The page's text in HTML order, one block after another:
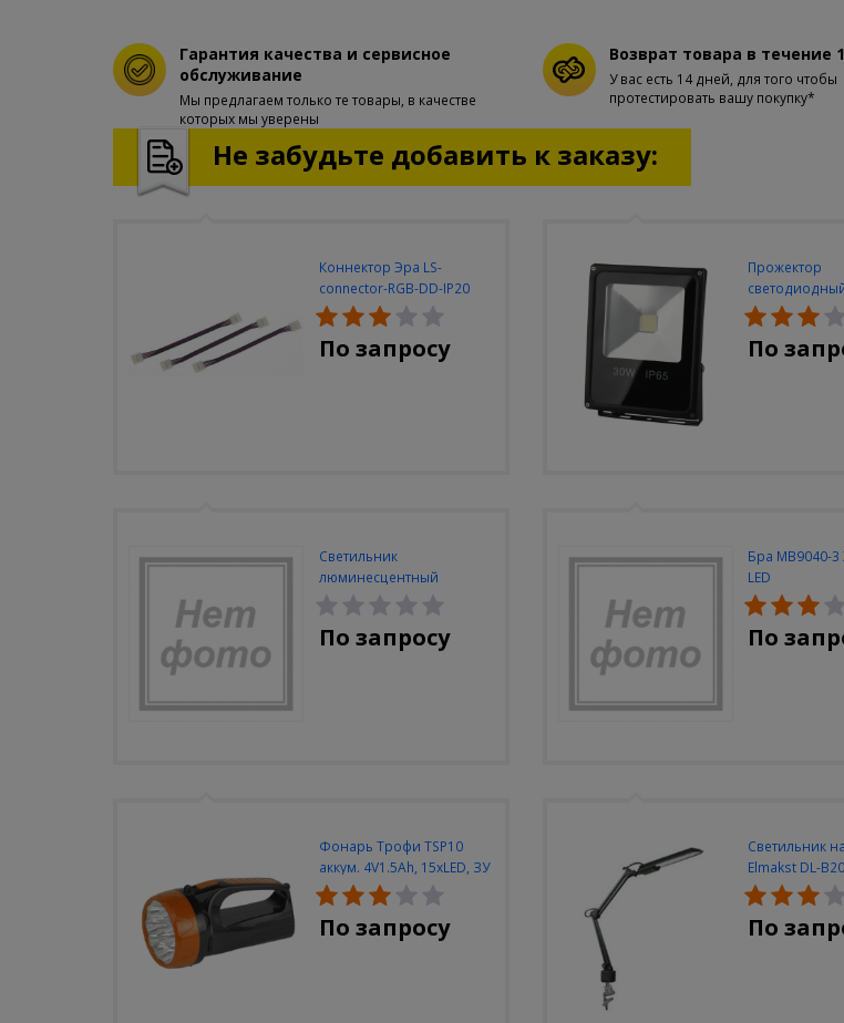
Гарантия качества и сервисное
обслуживание
Мы предлагаем только те товары, в качестве
которых мы уверены
Возврат товара в течение
У вас есть 14 дней, для того чтобы
протестировать вашу покупку*
Не забудьте добавить к заказу:
Коннектор Эра LS-
connector-RGB-DD-IP20
(3шт/уп)
По запросу
Прожектор
30W-6500K-M
По
Светильник
люминесцентный
Navigator NEL-A2-E130-T4-
840/WH
По запросу
Бра MB9040-
LED
По
Фонарь Трофи TSP10
аккум. 4V1.5Ah, 15xLED, ЗУ
вилка 220V
По запросу
Светильник
Elmakst DL-
черный
По